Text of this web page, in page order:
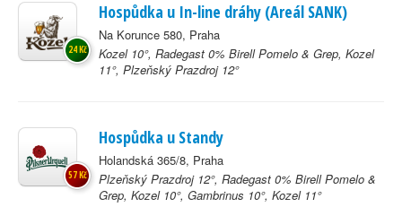
Hospůdka u In-line dráhy (Areál SANK)
Na Korunce 580, Praha
Kozel 10°, Radegast 0% Birell Pomelo & Grep, Kozel
11°, Plzeňský Prazdroj 12°
24 Kč
Hospůdka u Standy
Holandská 365/8, Praha
Plzeňský Prazdroj 12°, Radegast 0% Birell Pomelo &
Grep, Kozel 10°, Gambrinus 10°, Kozel 11°
57 Kč